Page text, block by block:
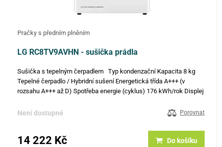
Pračky s předním plněním
LG RC8TV9AVHN - sušička prádla
Sušička s tepelným čerpadlem Typ kondenzační Kapacita 8 kg
Tepelné čerpadlo / Hybridní sušení Energetická třída A+++ (v
rozsahu A+++ až D) Spotřeba energie (cyklus) 176 kWh/rok Displej
Není dostupné Porovnat
14 222 Kč Do košíku